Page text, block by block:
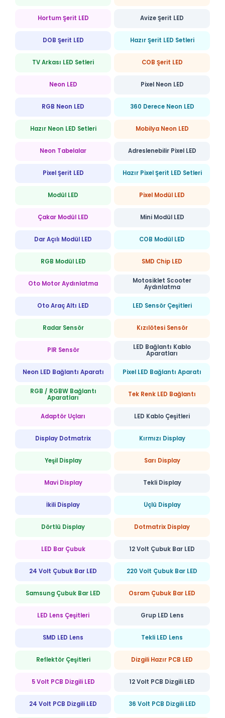
Hortum Şerit LED Avize Şerit LED
DOB Şerit LED Hazır Şerit LED Setleri
TV Arkası LED Setleri COB Şerit LED
Neon LED Pixel Neon LED
RGB Neon LED 360 Derece Neon LED
Hazır Neon LED Setleri Mobilya Neon LED
Neon Tabelalar Adreslenebilir Pixel LED
Pixel Şerit LED Hazır Pixel Şerit LED Setleri
Modül LED Pixel Modül LED
Çakar Modül LED Mini Modül LED
Dar Açılı Modül LED COB Modül LED
RGB Modül LED SMD Chip LED
Oto Motor Aydınlatma
Motosiklet Scooter
Aydınlatma
Oto Araç Altı LED LED Sensör Çeşitleri
Radar Sensör Kızılötesi Sensör
PIR Sensör
LED Bağlantı Kablo
Aparatları
Neon LED Bağlantı Aparatı Pixel LED Bağlantı Aparatı
RGB / RGBW Bağlantı
Aparatları
Tek Renk LED Bağlantı
Adaptör Uçları LED Kablo Çeşitleri
Display Dotmatrix Kırmızı Display
Yeşil Display Sarı Display
Mavi Display Tekli Display
İkili Display Üçlü Display
Dörtlü Display Dotmatrix Display
LED Bar Çubuk 12 Volt Çubuk Bar LED
24 Volt Çubuk Bar LED 220 Volt Çubuk Bar LED
Samsung Çubuk Bar LED Osram Çubuk Bar LED
LED Lens Çeşitleri Grup LED Lens
SMD LED Lens Tekli LED Lens
Reflektör Çeşitleri Dizgili Hazır PCB LED
5 Volt PCB Dizgili LED 12 Volt PCB Dizgili LED
24 Volt PCB Dizgili LED 36 Volt PCB Dizgili LED